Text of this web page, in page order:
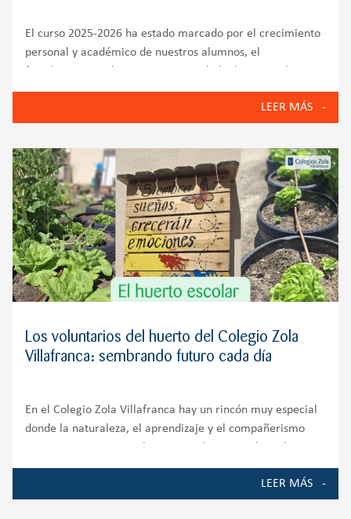
El curso 2025-2026 ha estado marcado por el crecimiento
personal y académico de nuestros alumnos, el
puesta en marcha de iniciativas que reflejan los valores
del Colegio Zola Villafranca: innovación, bienestarLEER MÁS
Los voluntarios del huerto del Colegio Zola
Villafranca: sembrando futuro cada día
En el Colegio Zola Villafranca hay un rincón muy especial
donde la naturaleza, el aprendizaje y el compañerismo
un espacio de cultivo; es un auténtico entorno de
LEER MÁS